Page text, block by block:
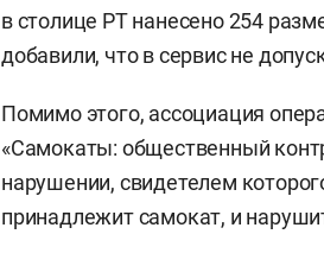
в столице РТ нанесено 254
добавили, что в сервис не
Помимо этого, ассоциация
«Самокаты: общественный
нарушении, свидетелем
принадлежит самокат, и